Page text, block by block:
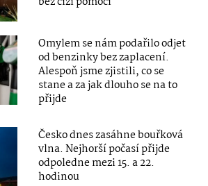
Omylem se nám podařilo odjet
od benzinky bez zaplacení.
Alespoň jsme zjistili, co se
stane a za jak dlouho se na to
přijde
Česko dnes zasáhne bouřková
vlna. Nejhorší počasí přijde
odpoledne mezi 15. a 22.
hodinou